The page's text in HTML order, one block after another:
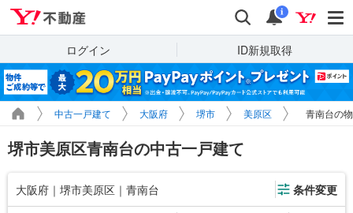
検索 通知
i
ログイン ID新規取得
中古一戸建て 大阪府 堺市 美原区 青南台の
堺市美原区青南台の中古一戸建て
大阪府｜堺市美原区｜青南台 条件変更